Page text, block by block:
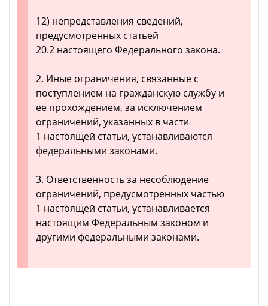
12) непредставления сведений,
предусмотренных статьей
20.2 настоящего Федерального закона.
2. Иные ограничения, связанные с
поступлением на гражданскую службу и
ее прохождением, за исключением
ограничений, указанных в части
1 настоящей статьи, устанавливаются
федеральными законами.
3. Ответственность за несоблюдение
ограничений, предусмотренных частью
1 настоящей статьи, устанавливается
настоящим Федеральным законом и
другими федеральными законами.